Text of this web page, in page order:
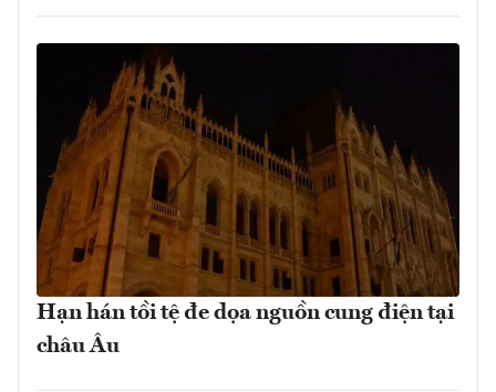
Hạn hán tồi tệ đe dọa nguồn cung điện tại
châu Âu